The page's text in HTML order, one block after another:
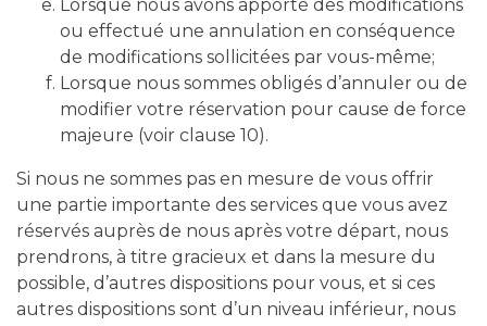
Lorsque nous avons apporté des modifications
ou effectué une annulation en conséquence
de modifications sollicitées par vous-même;
Lorsque nous sommes obligés d’annuler ou de
modifier votre réservation pour cause de force
majeure (voir clause 10).
Si nous ne sommes pas en mesure de vous offrir
une partie importante des services que vous avez
réservés auprès de nous après votre départ, nous
prendrons, à titre gracieux et dans la mesure du
possible, d’autres dispositions pour vous, et si ces
autres dispositions sont d’un niveau inférieur, nous